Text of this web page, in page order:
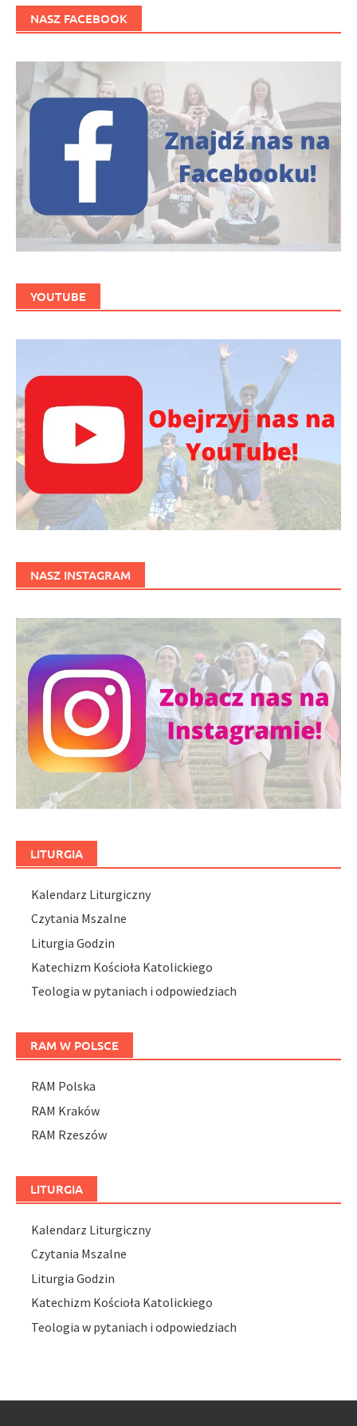
NASZ FACEBOOK
YOUTUBE
NASZ INSTAGRAM
LITURGIA
Kalendarz Liturgiczny
Czytania Mszalne
Liturgia Godzin
Katechizm Kościoła Katolickiego
Teologia w pytaniach i odpowiedziach
RAM W POLSCE
RAM Polska
RAM Kraków
RAM Rzeszów
LITURGIA
Kalendarz Liturgiczny
Czytania Mszalne
Liturgia Godzin
Katechizm Kościoła Katolickiego
Teologia w pytaniach i odpowiedziach